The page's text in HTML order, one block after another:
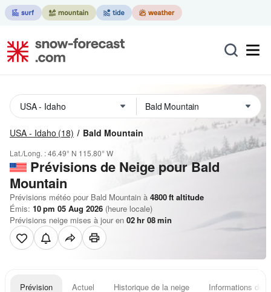
USA - Idaho (18) Bald Mountain
Lat./Long. :46.49° N 115.80° W
Prévisions de Neige pour Bald
Mountain
Prévisions météo pour Bald Mountain à 4800ft altitude
Émis: 10 pm 05 Aug 2026 (heure locale)
Prévisions neige mises à jour en 02hr 08min
Prévision Actuel Historique de la neige Informations du